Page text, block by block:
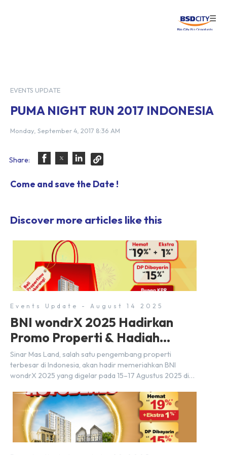
☰
EVENTS UPDATE
PUMA NIGHT RUN 2017 INDONESIA
Monday, September 4, 2017 8:36 AM
Share:
Come and save the Date !
Discover more articles like this
Events Update - August 14 2025
BNI wondrX 2025 Hadirkan
Promo Properti & Hadiah
Eksklusif
Sinar Mas Land, salah satu pengembang properti
terbesar di Indonesia, akan hadir memeriahkan BNI
wondrX 2025 yang digelar pada 15–17 Agustus 2025 di
di Hall 9, Booth Sinar Mas Land. Partisipasi ini menjadi
wujud komitmen Sinar Mas Land dalam memberikan
kemudahan dan pengalaman berbeda bagi para pencari
hunian […]